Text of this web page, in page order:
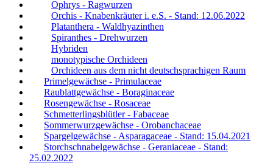
Ophrys - Ragwurzen
Orchis - Knabenkräuter i. e.S. - Stand: 12.06.2022
Platanthera - Waldhyazinthen
Spiranthes - Drehwurzen
Hybriden
monotypische Orchideen
Orchideen aus dem nicht deutschsprachigen Raum
Primelgewächse - Primulaceae
Raublattgewächse - Boraginaceae
Rosengewächse - Rosaceae
Schmetterlingsblütler - Fabaceae
Sommerwurzgewächse - Orobanchaceae
Spargelgewächse - Asparagaceae - Stand: 15.04.2021
Storchschnabelgewächse - Geraniaceae - Stand:
25.02.2022